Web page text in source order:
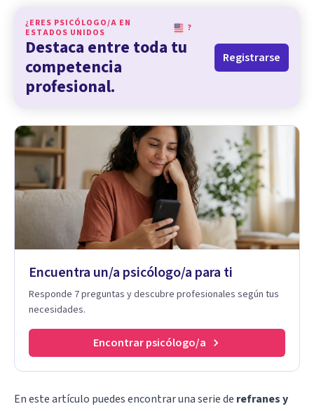
¿ERES PSICÓLOGO/A EN
ESTADOS UNIDOS
?
Destaca entre toda tu
competencia
profesional.
Registrarse
Encuentra un/a psicólogo/a para ti
Responde 7 preguntas y descubre profesionales según tus
necesidades.
Encontrar psicólogo/a
En este artículo puedes encontrar una serie de refranes y